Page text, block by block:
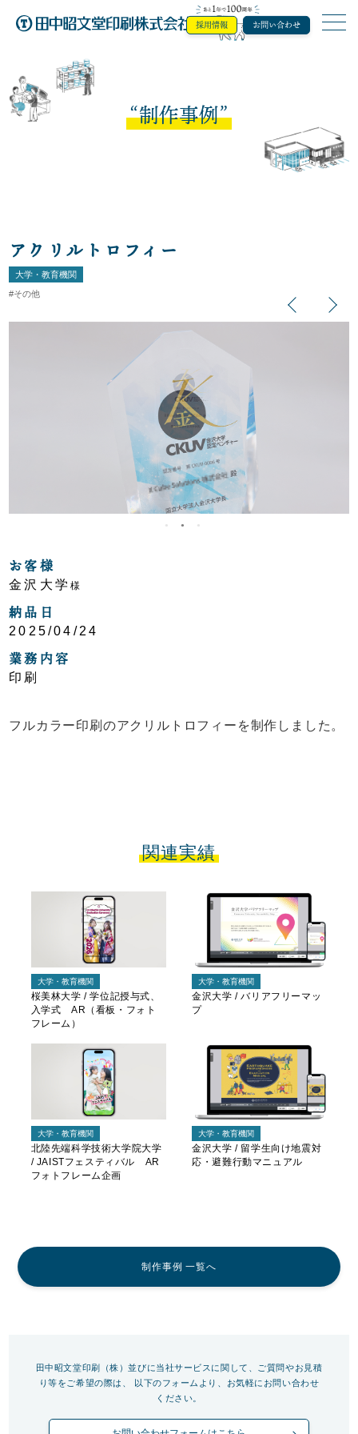
田中昭文堂印
採用情報 お問い合わせ
制作事例
アクリルトロフィー
大学・教育機関
その他
Previous
Next
お客様
金沢大学様
納品日
2025/04/24
業務内容
印刷
フルカラー印刷のアクリルトロフィーを制作しました。
関連実績
大学・教育機関
桜美林大学 / 学位記授与式、
入学式 AR（看板・フォト
フレーム）
大学・教育機関
金沢大学 / バリアフリーマッ
プ
大学・教育機関
北陸先端科学技術大学院大学
/ JAISTフェスティバル AR
フォトフレーム企画
大学・教育機関
金沢大学 / 留学生向け地震対
応・避難行動マニュアル
制作事例 一覧へ
田中昭文堂印刷（株）並びに当社サービスに関して、ご質問やお見積
り等をご希望の際は、
以下のフォームより、お気軽にお問い合わせ
ください。